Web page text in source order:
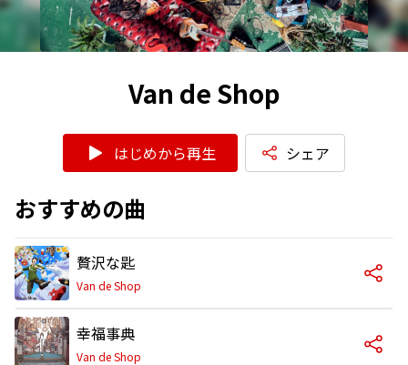
Van de Shop
はじめから再生 シェア
おすすめの曲
贅沢な匙
Van de Shop
幸福事典
Van de Shop